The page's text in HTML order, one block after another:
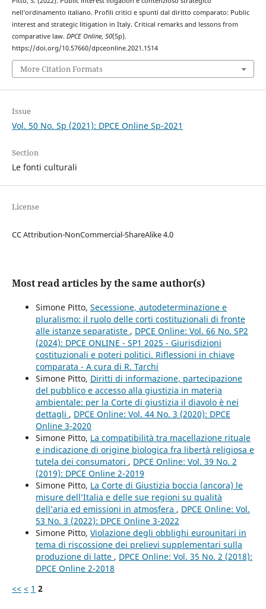
nell’ordinamento italiano. Profili critici e spunti dal diritto comparato: Public
interest and strategic litigation in Italy. Critical remarks and lessons from
comparative law. DPCE Online, 50(Sp).
https://doi.org/10.57660/dpceonline.2021.1514
More Citation Formats
Issue
Vol. 50 No. Sp (2021): DPCE Online Sp-2021
Section
Le fonti culturali
License
CC Attribution-NonCommercial-ShareAlike 4.0
Most read articles by the same author(s)
Simone Pitto, Secessione, autodeterminazione e
pluralismo: il ruolo delle corti costituzionali di fronte
alle istanze separatiste , DPCE Online: Vol. 66 No. SP2
(2024): DPCE ONLINE - SP1 2025 - Giurisdizioni
costituzionali e poteri politici. Riflessioni in chiave
comparata - A cura di R. Tarchi
Simone Pitto, Diritti di informazione, partecipazione
del pubblico e accesso alla giustizia in materia
ambientale: per la Corte di giustizia il diavolo è nei
dettagli , DPCE Online: Vol. 44 No. 3 (2020): DPCE
Online 3-2020
Simone Pitto, La compatibilità tra macellazione rituale
e indicazione di origine biologica fra libertà religiosa e
tutela dei consumatori , DPCE Online: Vol. 39 No. 2
(2019): DPCE Online 2-2019
Simone Pitto, La Corte di Giustizia boccia (ancora) le
misure dell’Italia e delle sue regioni su qualità
dell’aria ed emissioni in atmosfera , DPCE Online: Vol.
53 No. 3 (2022): DPCE Online 3-2022
Simone Pitto, Violazione degli obblighi eurounitari in
tema di riscossione dei prelievi supplementari sulla
produzione di latte , DPCE Online: Vol. 35 No. 2 (2018):
DPCE Online 2-2018
<< < 1 2